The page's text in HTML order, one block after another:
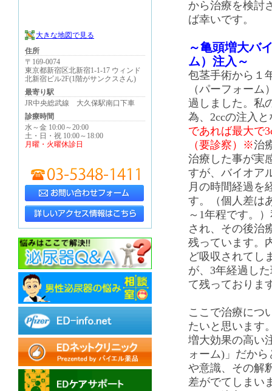
から治療を検討
ば幸いです。
～亀頭増大バ
ム）注入～
包茎手術から１
（パーフォーム
過しました。私
為、2ccの注入
であれば最大で
（要診察）※治
治療した事が実
すが、バイオア
月の時間経過を
す。（個人差は
～1年程です。
され、その後治
残っています。
ど吸収されてし
が、3年経過し
て残っておりま
ここで治療につ
たいと思います
増大効果の高い
ォーム)」だか
や意識、その解
差がでてしまい
大きな地図で見る
住所
〒169-0074
東京都新宿区北新宿1-1-17 ウィンド
北新宿ビル2F(1階がサンクスさん)
最寄り駅
JR中央総武線 大久保駅南口下車
診療時間
水～金 10:00～20:00
土・日・祝 10:00～18:00
月曜・火曜休診日